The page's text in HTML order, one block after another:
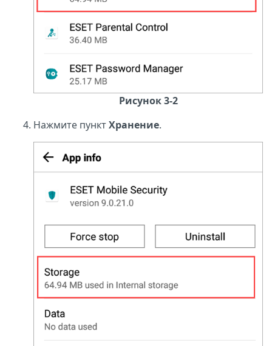
Рисунок 3-2
Нажмите пунктХранение.